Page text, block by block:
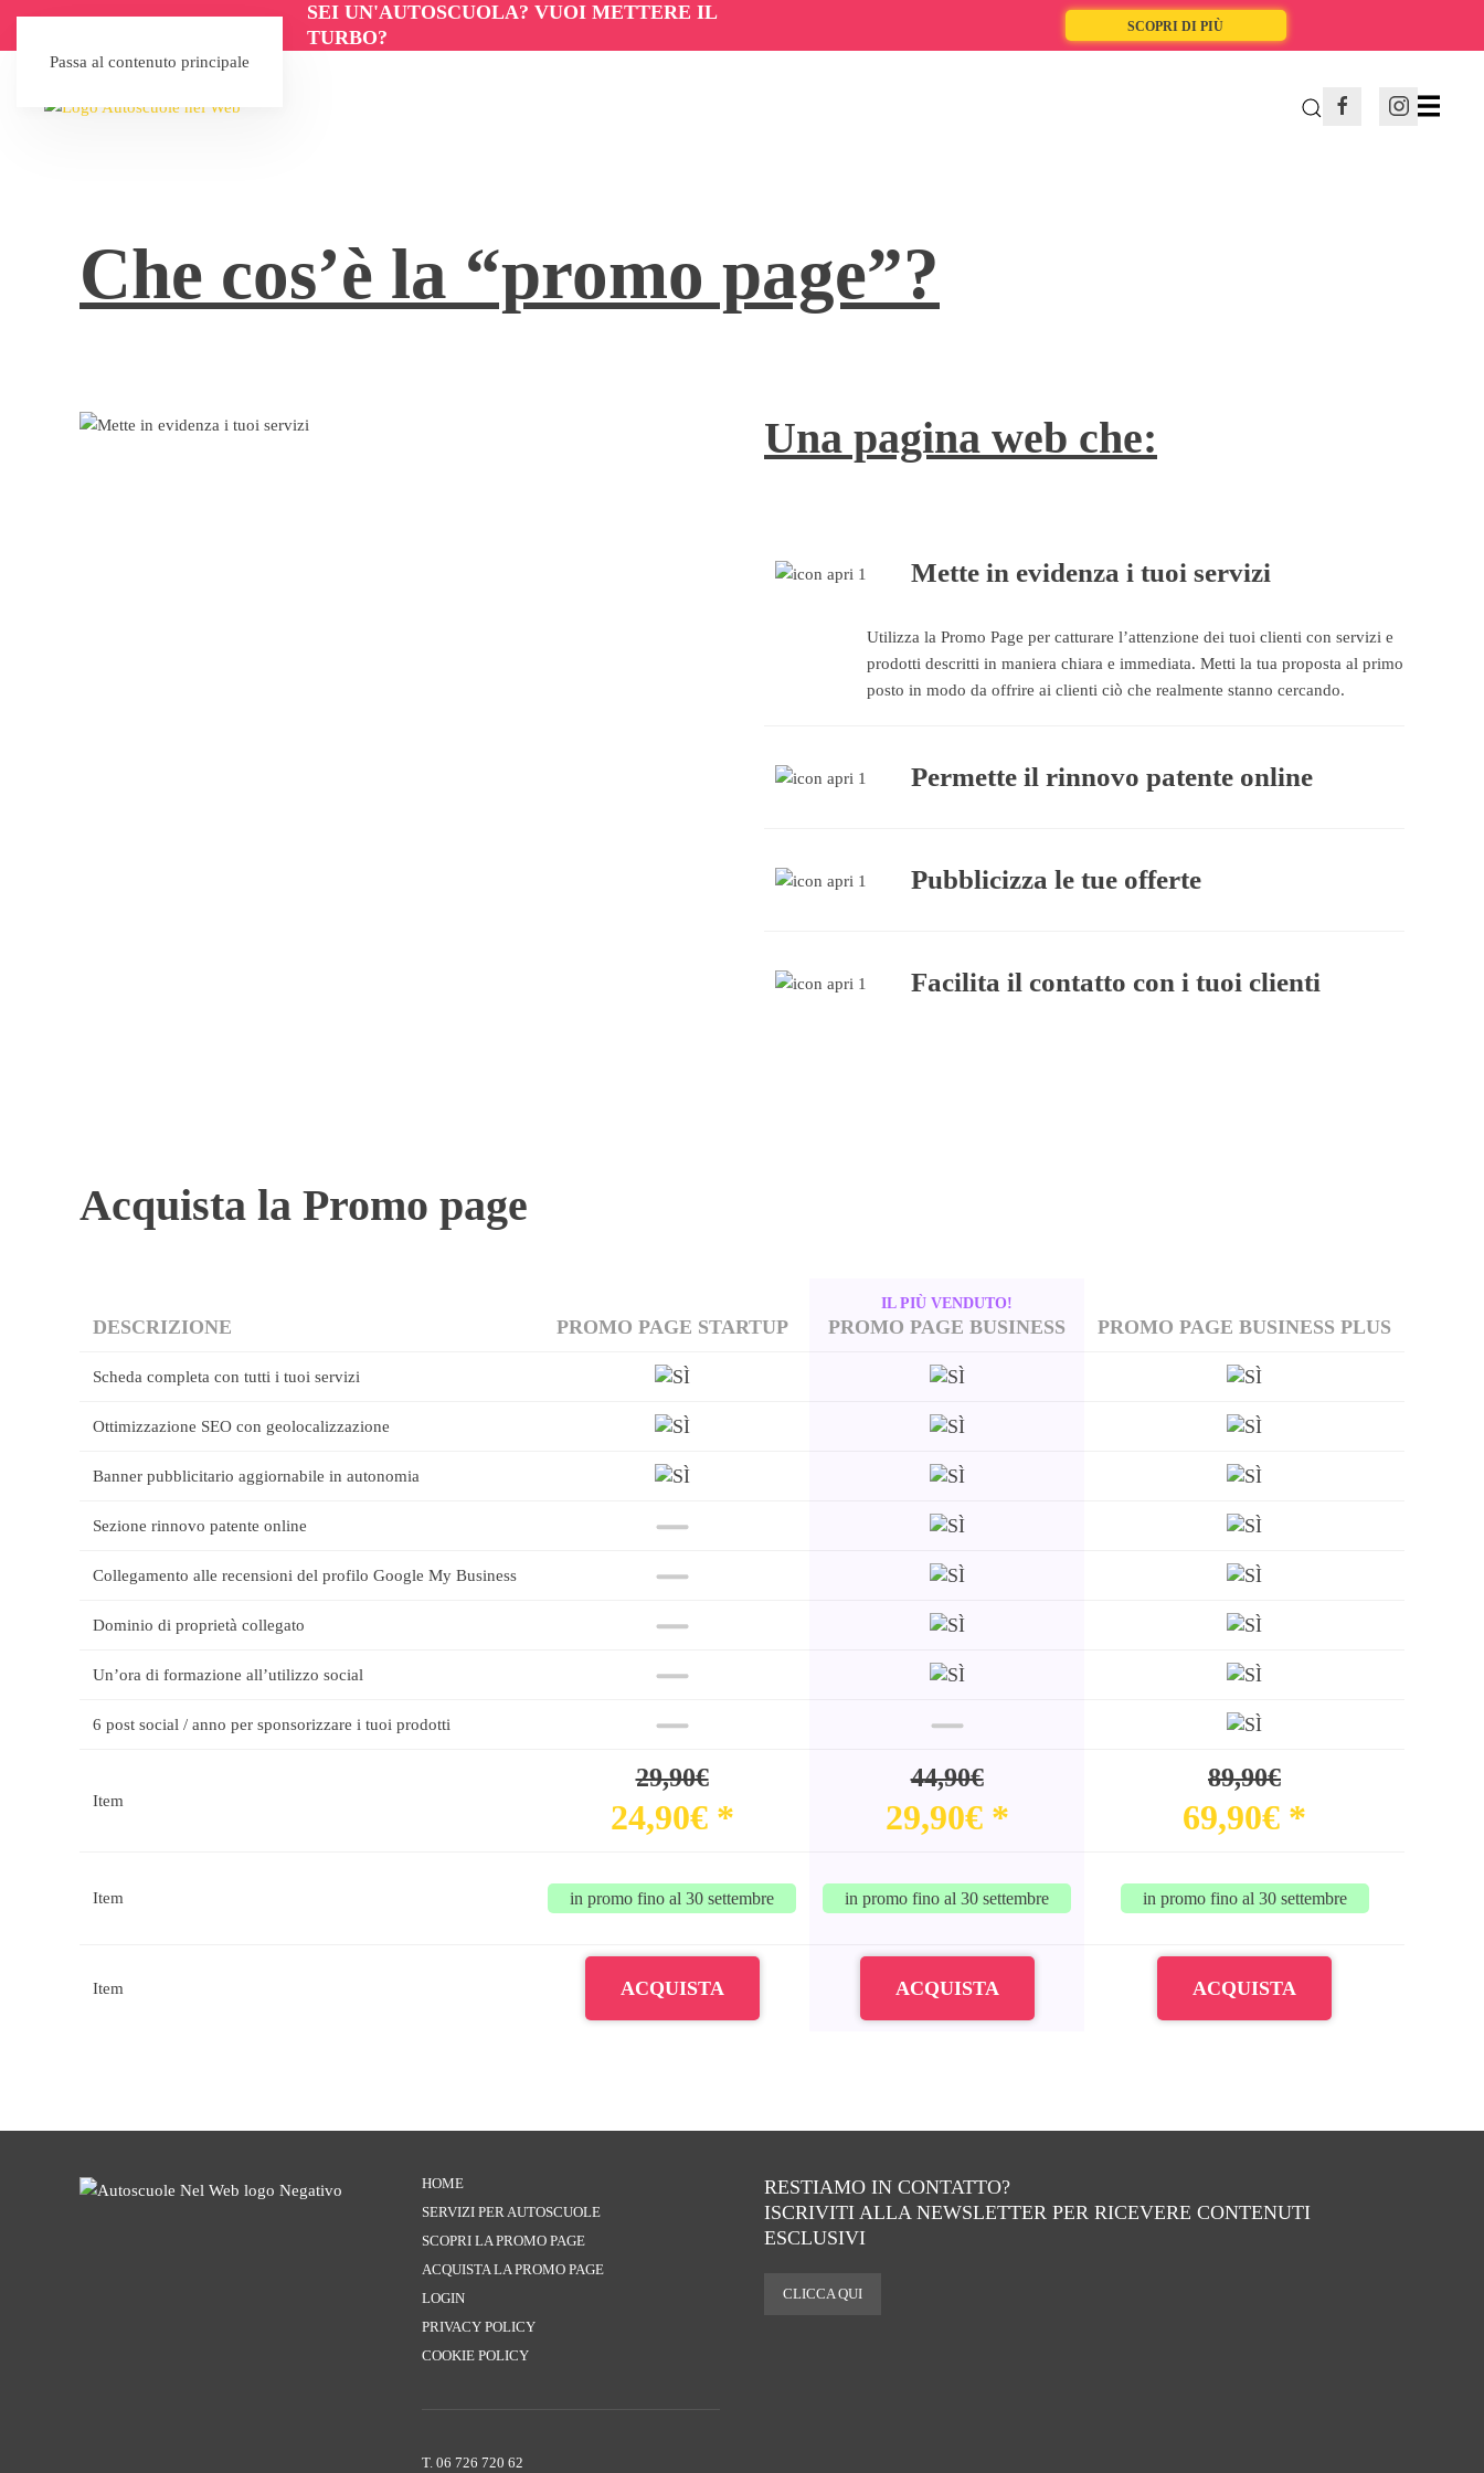
Passa al contenuto principale
SEI UN'AUTOSCUOLA? VUOI METTERE IL
TURBO?
SCOPRI DI PIÙ
Che cos’è la “promo page”?
Una pagina web che:
Mette in evidenza i tuoi servizi
Utilizza la Promo Page per catturare l’attenzione dei tuoi clienti con servizi e
prodotti descritti in maniera chiara e immediata. Metti la tua proposta al primo
posto in modo da offrire ai clienti ciò che realmente stanno cercando.
Permette il rinnovo patente online
Pubblicizza le tue offerte
Facilita il contatto con i tuoi clienti
Acquista la Promo page
DESCRIZIONE PROMO PAGE STARTUP
IL PIÙ VENDUTO!
PROMO PAGE BUSINESS PROMO PAGE BUSINESS PLUS
Scheda completa con tutti i tuoi servizi
Ottimizzazione SEO con geolocalizzazione
Banner pubblicitario aggiornabile in autonomia
Sezione rinnovo patente online
Collegamento alle recensioni del profilo Google My Business
Dominio di proprietà collegato
Un’ora di formazione all’utilizzo social
6 post social / anno per sponsorizzare i tuoi prodotti
Item
29,90€
24,90€ *
44,90€
29,90€ *
89,90€
69,90€ *
Item in promo fino al 30 settembre in promo fino al 30 settembre in promo fino al 30 settembre
Item ACQUISTA ACQUISTA ACQUISTA
HOME
SERVIZI PER AUTOSCUOLE
SCOPRI LA PROMO PAGE
ACQUISTA LA PROMO PAGE
LOGIN
PRIVACY POLICY
COOKIE POLICY
T. 06 726 720 62
RESTIAMO IN CONTATTO?
ISCRIVITI ALLA NEWSLETTER PER RICEVERE CONTENUTI
ESCLUSIVI
CLICCA QUI